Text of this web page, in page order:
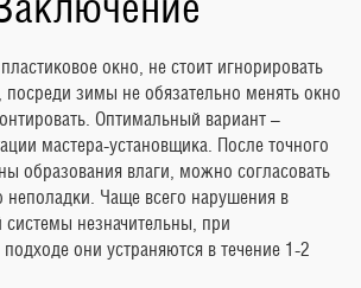
окно, не стоит игнорировать
зимы не обязательно менять окно
Оптимальный вариант –
мастера-установщика. После точного
образования влаги, можно согласовать
неполадки. Чаще всего нарушения в
незначительны, при
они устраняются в течение 1-2